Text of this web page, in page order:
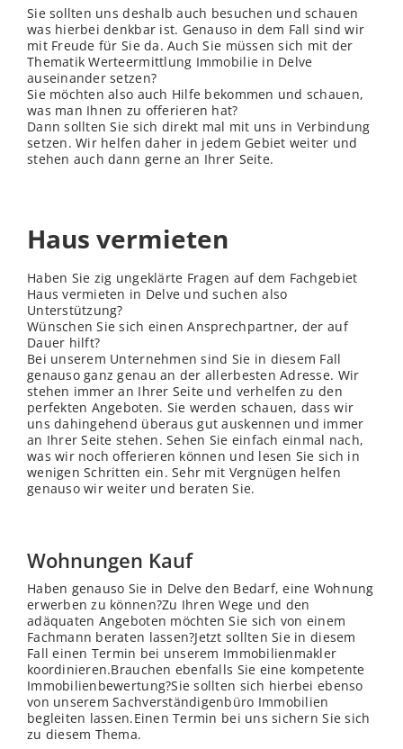
Sie sollten uns deshalb auch besuchen und schauen
was hierbei denkbar ist. Genauso in dem Fall sind wir
mit Freude für Sie da. Auch Sie müssen sich mit der
Thematik Werteermittlung Immobilie in Delve
auseinander setzen?
Sie möchten also auch Hilfe bekommen und schauen,
was man Ihnen zu offerieren hat?
Dann sollten Sie sich direkt mal mit uns in Verbindung
setzen. Wir helfen daher in jedem Gebiet weiter und
stehen auch dann gerne an Ihrer Seite.
Haus vermieten
Haben Sie zig ungeklärte Fragen auf dem Fachgebiet
Haus vermieten in Delve und suchen also
Unterstützung?
Wünschen Sie sich einen Ansprechpartner, der auf
Dauer hilft?
Bei unserem Unternehmen sind Sie in diesem Fall
genauso ganz genau an der allerbesten Adresse. Wir
stehen immer an Ihrer Seite und verhelfen zu den
perfekten Angeboten. Sie werden schauen, dass wir
uns dahingehend überaus gut auskennen und immer
an Ihrer Seite stehen. Sehen Sie einfach einmal nach,
was wir noch offerieren können und lesen Sie sich in
wenigen Schritten ein. Sehr mit Vergnügen helfen
genauso wir weiter und beraten Sie.
Wohnungen Kauf
Haben genauso Sie in Delve den Bedarf, eine Wohnung
erwerben zu können?Zu Ihren Wege und den
adäquaten Angeboten möchten Sie sich von einem
Fachmann beraten lassen?Jetzt sollten Sie in diesem
Fall einen Termin bei unserem Immobilienmakler
koordinieren.Brauchen ebenfalls Sie eine kompetente
Immobilienbewertung?Sie sollten sich hierbei ebenso
von unserem Sachverständigenbüro Immobilien
begleiten lassen.Einen Termin bei uns sichern Sie sich
zu diesem Thema.